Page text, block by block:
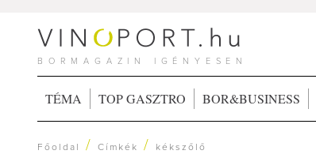
BORMAGAZIN IGÉNYESEN
TÉMA TOP GASZTRO BOR&BUSINESS
Főoldal /Címkék / kékszőlő